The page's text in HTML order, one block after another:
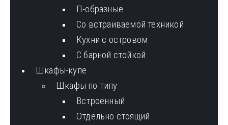
П-образные
Со встраиваемой техникой
Кухни с островом
С барной стойкой
Шкафы-купе
Шкафы по типу
Встроенный
Отдельно стоящий